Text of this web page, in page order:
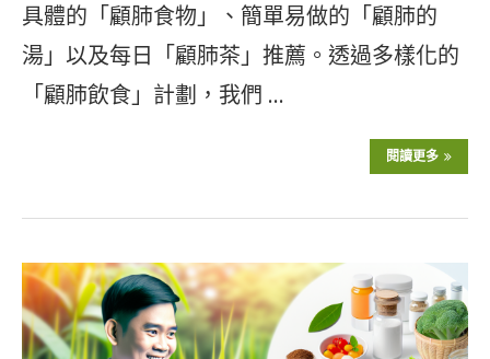
具體的「顧肺食物」、簡單易做的「顧肺的
湯」以及每日「顧肺茶」推薦。透過多樣化的
「顧肺飲食」計劃，我們 …
閱讀更多